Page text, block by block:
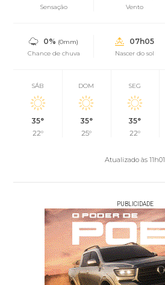
Sensação Vento
0% (0mm)
Chance de chuva
07h05
Nascer do sol
SÁB
35°
22°
DOM
35°
25°
SEG
35°
22°
Atualizado às 11h01
PUBLICIDADE